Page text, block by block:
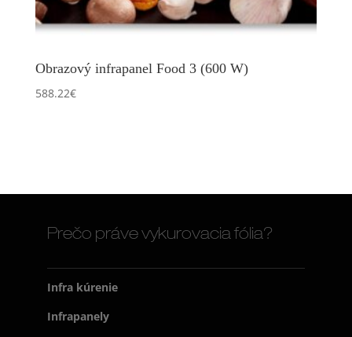
Obrazový infrapanel Food 3 (600 W)
588.22€
Prečo práve vykurovacia fólia?
Infra kúrenie
Infrapanely